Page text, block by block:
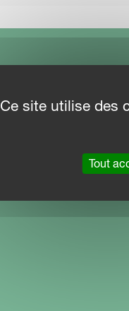
Partner
Ce site utilise des
Tout